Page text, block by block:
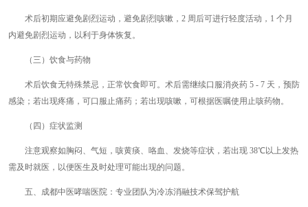
术后初期应避免剧烈运动，避免剧烈咳嗽，2 周后可进行轻度活动，1 个月
内避免剧烈运动，以利于身体恢复。
（三）饮食与药物
术后饮食无特殊禁忌，正常饮食即可。术后需继续口服消炎药 5 - 7 天，预防
感染；若出现疼痛，可口服止痛药；若出现咳嗽，可根据医嘱使用止咳药物。
（四）症状监测
注意观察如胸闷、气短，咳黄痰、咯血、发烧等症状，若出现 38℃以上发热
需及时就医，以便医生及时处理可能出现的问题。
五、成都中医哮喘医院：专业团队为冷冻消融技术保驾护航